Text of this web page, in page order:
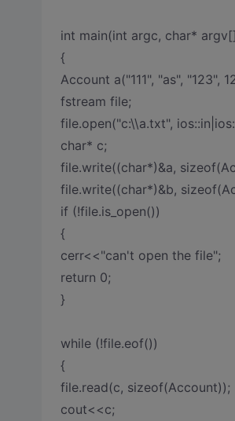
int main(int argc, char*
{
Account a("111", "as", "123",
fstream file;
file.open("c:\\a.txt",
char* c;
file.write((char*)&a,
file.write((char*)&b,
if (!file.is_open())
{
cerr<<"can't open the file";
return 0;
}
while (!file.eof())
{
file.read(c, sizeof(Account));
cout<<c;